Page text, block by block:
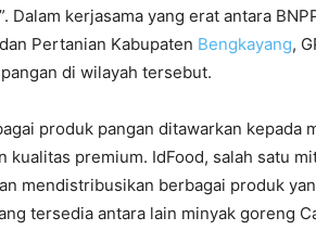
Dalam kerjasama yang erat antara
Pertanian Kabupaten Bengkayang,
di wilayah tersebut.
produk pangan ditawarkan kepada
kualitas premium. IdFood, salah satu
mendistribusikan berbagai produk
tersedia antara lain minyak goreng